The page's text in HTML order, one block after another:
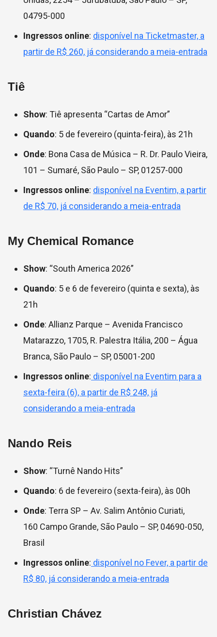
04795-000
Ingressos online: disponível na Ticketmaster, a
partir de R$ 260, já considerando a meia-entrada
Tiê
Show: Tiê apresenta “Cartas de Amor”
Quando: 5 de fevereiro (quinta-feira), às 21h
Onde: Bona Casa de Música – R. Dr. Paulo Vieira,
101 – Sumaré, São Paulo – SP, 01257-000
Ingressos online: disponível na Eventim, a partir
de R$ 70, já considerando a meia-entrada
My Chemical Romance
Show: “South America 2026”
Quando: 5 e 6 de fevereiro (quinta e sexta), às
21h
Onde: Allianz Parque – Avenida Francisco
Matarazzo, 1705, R. Palestra Itália, 200 – Água
Branca, São Paulo – SP, 05001-200
Ingressos online: disponível na Eventim para a
sexta-feira (6), a partir de R$ 248, já
considerando a meia-entrada
Nando Reis
Show: “Turnê Nando Hits”
Quando: 6 de fevereiro (sexta-feira), às 00h
Onde: Terra SP – Av. Salim Antônio Curiati,
160 Campo Grande, São Paulo – SP, 04690-050,
Brasil
Ingressos online: disponível no Fever, a partir de
R$ 80, já considerando a meia-entrada
Christian Chávez